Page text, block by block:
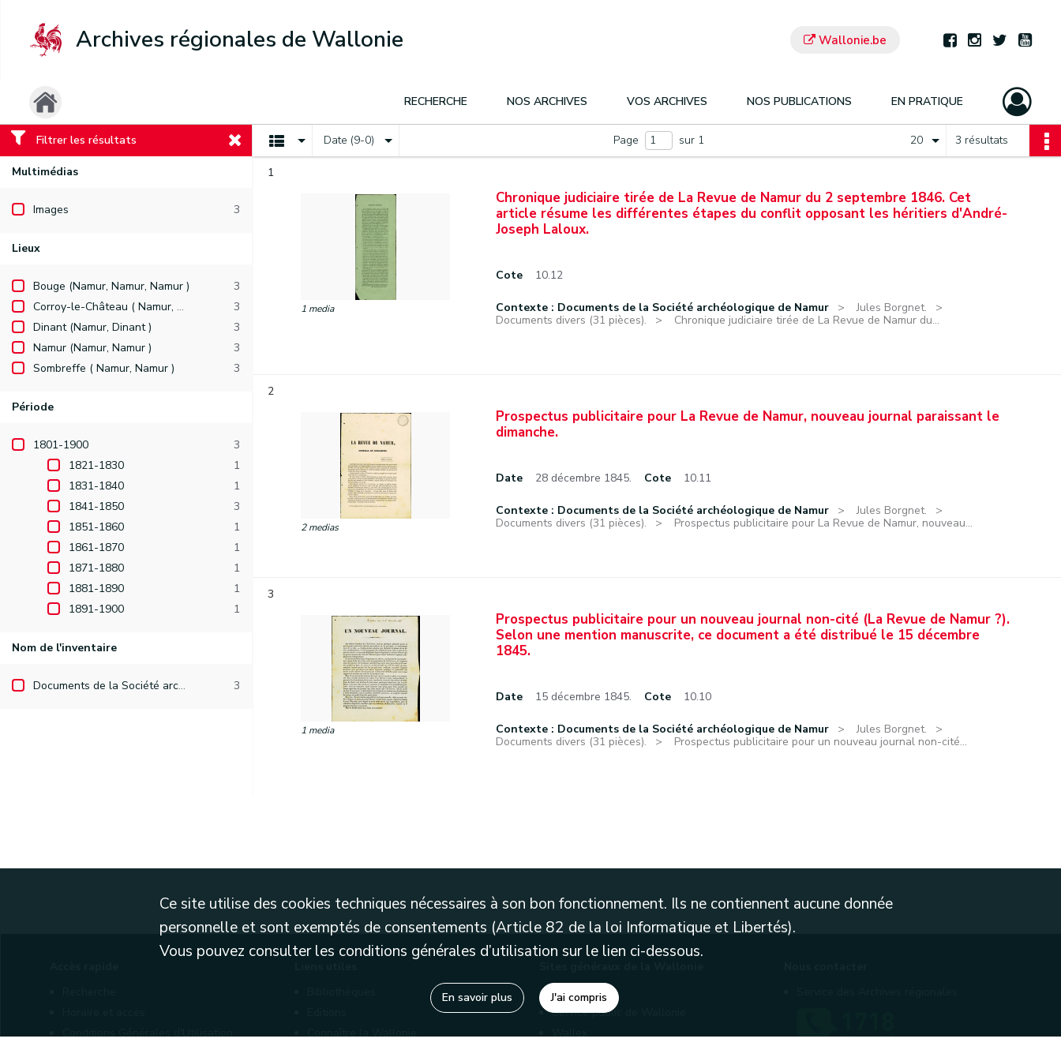
Archives régionales de Wallonie Wallonie.be
RECHERCHE NOS ARCHIVES VOS ARCHIVES NOS PUBLICATIONS EN PRATIQUE
Filtrer les résultats
Multimédias
Images 3
Lieux
Bouge (Namur, Namur, Namur )
3
Corroy-le-Château ( Namur, Namur, Gembloux )
3
Dinant (Namur, Dinant )
3
Namur (Namur, Namur )
3
Sombreffe ( Namur, Namur )
3
Période
1801-1900
3
1821-1830
1
1831-1840
1
1841-1850
3
1851-1860
1
1861-1870
1
1871-1880
1
1881-1890
1
1891-1900
1
Nom de l'inventaire
Documents de la Société archéologique de Namur 3
Date (9-0) Page sur 1 3 résultats
20
1
1 media
Chronique judiciaire tirée de La Revue de Namur du 2 septembre 1846. Cet
article résume les différentes étapes du conflit opposant les héritiers d'André-
Joseph Laloux.
Cote 10.12
Contexte : Documents de la Société archéologique de Namur
Jules Borgnet.
Documents divers (31 pièces).
Chronique judiciaire tirée de La Revue de Namur du...
2
2 medias
Prospectus publicitaire pour La Revue de Namur, nouveau journal paraissant le
dimanche.
Date 28 décembre 1845. Cote 10.11
Contexte : Documents de la Société archéologique de Namur
Jules Borgnet.
Documents divers (31 pièces).
Prospectus publicitaire pour La Revue de Namur, nouveau...
3
1 media
Prospectus publicitaire pour un nouveau journal non-cité (La Revue de Namur ?).
Selon une mention manuscrite, ce document a été distribué le 15 décembre
1845.
Date 15 décembre 1845. Cote 10.10
Contexte : Documents de la Société archéologique de Namur
Jules Borgnet.
Documents divers (31 pièces).
Prospectus publicitaire pour un nouveau journal non-cité...
Conditions Générales d'Utilisation
Connaître la Wallonie
Wallonie.be
Service public de Wallonie
Wallex
Ce site utilise des cookies techniques nécessaires à son bon fonctionnement. Ils ne contiennent aucune donnée
personnelle et sont exemptés de consentements (Article 82 de la loi Informatique et Libertés).
Vous pouvez consulter les conditions générales d’utilisation sur le lien ci-dessous.
En savoir plus J'ai compris